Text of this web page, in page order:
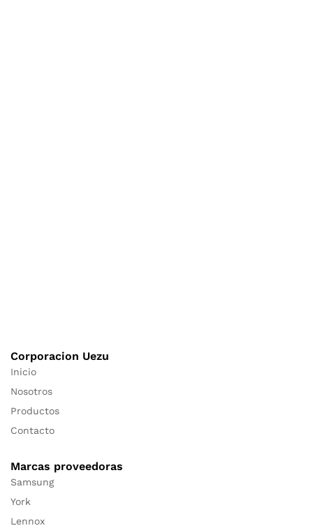
Corporacion Uezu
Inicio
Nosotros
Productos
Contacto
Marcas proveedoras
Samsung
York
Lennox